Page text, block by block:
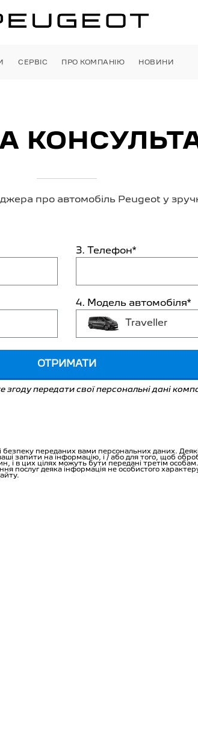
СЕРВІС ПРО КОМПАНІЮ НОВИНИ
про автомобіль Peugeot у